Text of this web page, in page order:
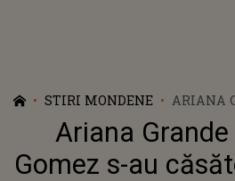
STIRI MONDENE
ARIANA
GOMEZ
SECRET
Ariana
Gomez s-au